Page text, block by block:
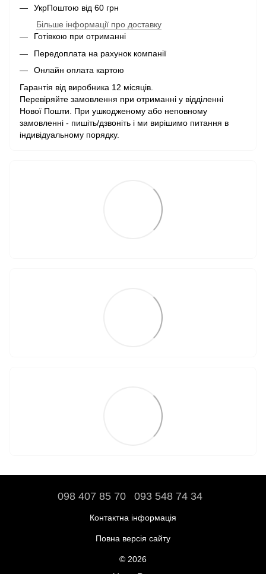
УкрПоштою від 60 грн
Більше інформації про доставку
Готівкою при отриманні
Передоплата на рахунок компанії
Онлайн оплата картою
Гарантія від виробника 12 місяців.
Перевіряйте замовлення при отриманні у відділенні
Нової Пошти. При ушкодженому або неповному
замовленні - пишіть/дзвоніть і ми вирішимо питання в
індивідуальному порядку.
098 407 85 70 093 548 74 34
Контактна інформація
Повна версія сайту
© 2026